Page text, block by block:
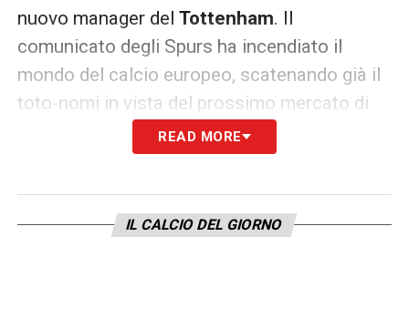
nuovo manager del Tottenham. Il
comunicato degli Spurs ha incendiato il
mondo del calcio europeo, scatenando già il
toto-nomi in vista del prossimo mercato di
nerazzurro: StefanDe Vrij,
READ MORE
IL CALCIO DEL GIORNO